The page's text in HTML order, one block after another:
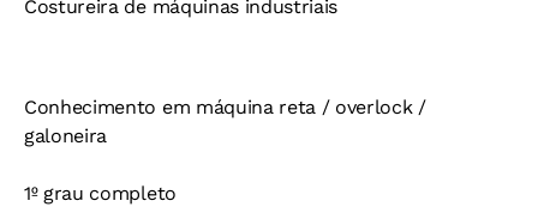
Costureira de máquinas industriais
Conhecimento em máquina reta / overlock /
galoneira
1º grau completo